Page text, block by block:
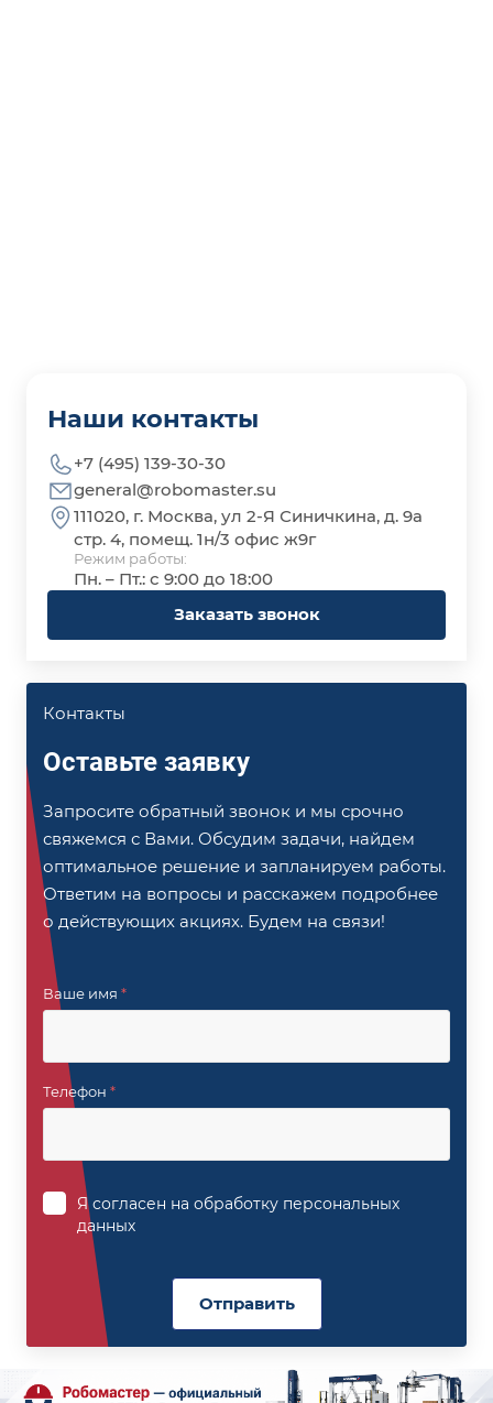
Наши контакты
+7 (495) 139-30-30
general@robomaster.su
111020, г. Москва, ул 2-Я Синичкина, д. 9а
стр. 4, помещ. 1н/3 офис ж9г
Режим работы:
Пн. – Пт.: с 9:00 до 18:00
Заказать звонок
Контакты
Оставьте заявку
Запросите обратный звонок и мы срочно
свяжемся с Вами. Обсудим задачи, найдем
оптимальное решение и запланируем работы.
Ответим на вопросы и расскажем подробнее
о действующих акциях. Будем на связи!
Ваше имя *
Телефон *
Я согласен на обработку персональных
данных
Отправить